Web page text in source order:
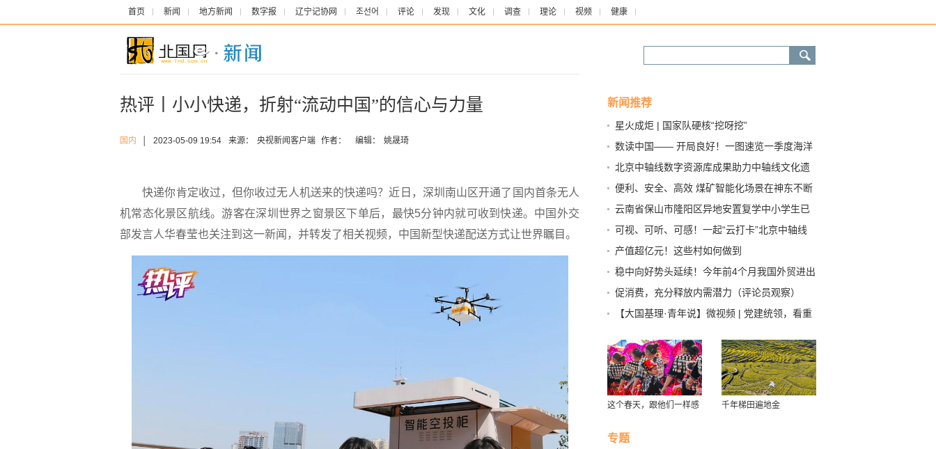
首页 新闻 地方新闻 数字报 辽宁记协网 조선어 评论 发现 文化 调查 理论 视频 健康
热评丨小小快递，折射“流动中国”的信心与力量
国内 2023-05-09 19:54 来源： 央视新闻客户端 作者： 编辑： 姚晟琦
快递你肯定收过，但你收过无人机送来的快递吗？近日，深圳南山区开通了国内首条无人
机常态化景区航线。游客在深圳世界之窗景区下单后，最快5分钟内就可收到快递。中国外交
部发言人华春莹也关注到这一新闻，并转发了相关视频，中国新型快递配送方式让世界瞩目。
新闻推荐
星火成炬 | 国家队硬核“挖呀挖”
数读中国—— 开局良好！一图速览一季度海洋
经济“成绩单”
北京中轴线数字资源库成果助力中轴线文化遗
产保护和数字化创新
便利、安全、高效 煤矿智能化场景在神东不断
“上新”
云南省保山市隆阳区异地安置复学中小学生已
正式复课
可视、可听、可感！一起“云打卡”北京中轴线
产值超亿元！这些村如何做到
稳中向好势头延续！今年前4个月我国外贸进出
口同比增长5.8%
促消费，充分释放内需潜力（评论员观察）
——坚定信心，推动中国经济整体好转④
【大国基理·青年说】微视频 | 党建统领，看重
这个春天，跟他们一样感
千年梯田遍地金
专题